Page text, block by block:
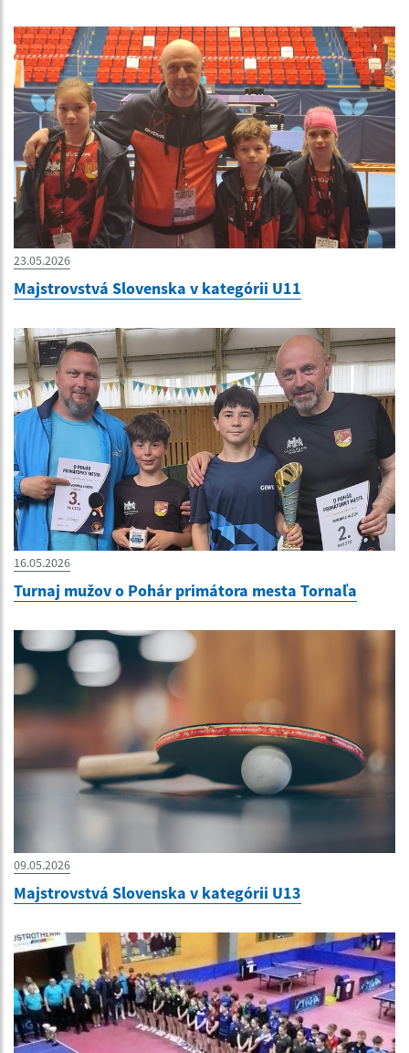
23.05.2026
Majstrovstvá Slovenska v kategórii U11
16.05.2026
Turnaj mužov o Pohár primátora mesta Tornaľa
09.05.2026
Majstrovstvá Slovenska v kategórii U13